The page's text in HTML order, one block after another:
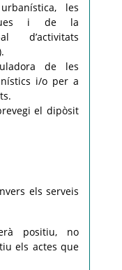
les
i de la
d’activitats
de les
i/o per a
el dipòsit
els serveis
positiu, no
els actes que